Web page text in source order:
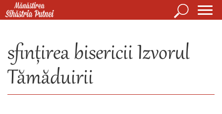
Mergi la conţinutul principal
de
Căutare
sfințirea bisericii Izvorul
Tămăduirii